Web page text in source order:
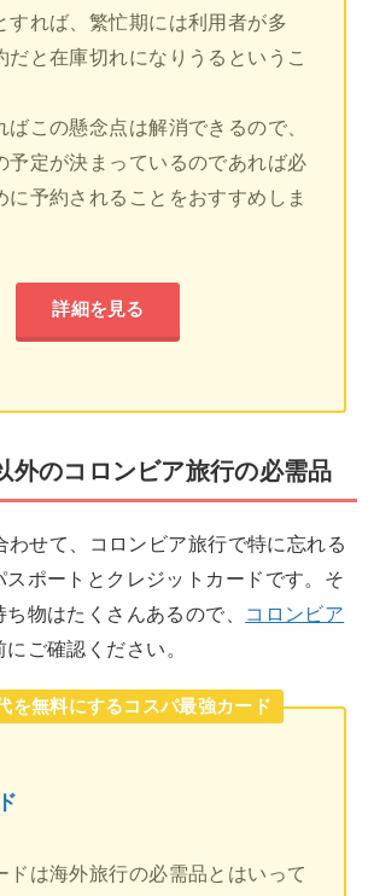
すれば、繁忙期には利用者が多
だと在庫切れになりうるというこ
この懸念点は解消できるので、
予定が決まっているのであれば必
に予約されることをおすすめしま
詳細を見る
外のコロンビア旅行の必需品
わせて、コロンビア旅行で特に忘れる
スポートとクレジットカードです。そ
物はたくさんあるので、
コロンビア
にご確認ください。
を無料にするコスパ最強カード
ドは海外旅行の必需品とはいって